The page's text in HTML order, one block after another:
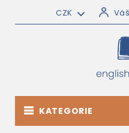
CZK
KATEGORIE